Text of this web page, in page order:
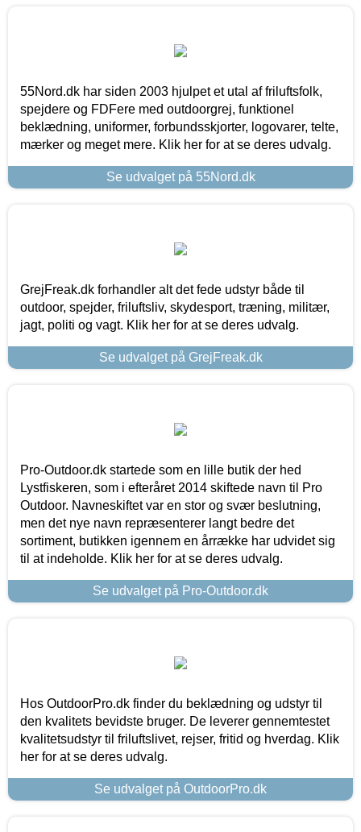
55Nord.dk har siden 2003 hjulpet et utal af friluftsfolk,
spejdere og FDFere med outdoorgrej, funktionel
beklædning, uniformer, forbundsskjorter, logovarer, telte,
mærker og meget mere. Klik her for at se deres udvalg.
Se udvalget på 55Nord.dk
GrejFreak.dk forhandler alt det fede udstyr både til
outdoor, spejder, friluftsliv, skydesport, træning, militær,
jagt, politi og vagt. Klik her for at se deres udvalg.
Se udvalget på GrejFreak.dk
Pro-Outdoor.dk startede som en lille butik der hed
Lystfiskeren, som i efteråret 2014 skiftede navn til Pro
Outdoor. Navneskiftet var en stor og svær beslutning,
men det nye navn repræsenterer langt bedre det
sortiment, butikken igennem en årrække har udvidet sig
til at indeholde. Klik her for at se deres udvalg.
Se udvalget på Pro-Outdoor.dk
Hos OutdoorPro.dk finder du beklædning og udstyr til
den kvalitets bevidste bruger. De leverer gennemtestet
kvalitetsudstyr til friluftslivet, rejser, fritid og hverdag. Klik
her for at se deres udvalg.
Se udvalget på OutdoorPro.dk